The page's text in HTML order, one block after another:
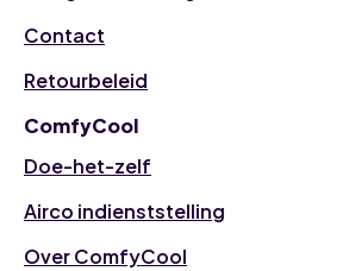
Contact
Retourbeleid
ComfyCool
Doe-het-zelf
Airco indienststelling
Over ComfyCool